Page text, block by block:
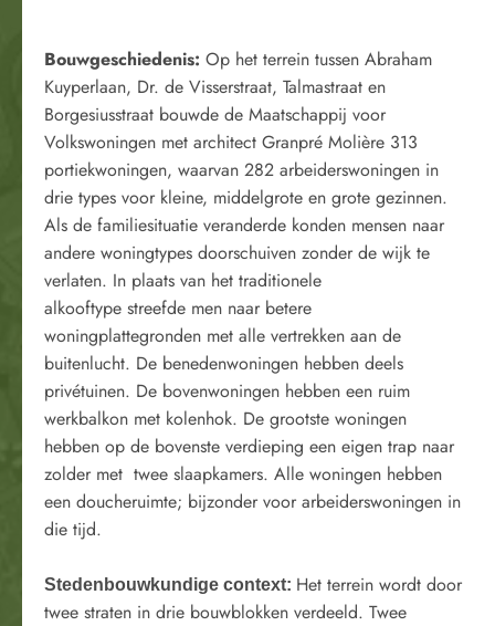
Bouwgeschiedenis: Op het terrein tussen Abraham
Kuyperlaan, Dr. de Visserstraat, Talmastraat en
Borgesiusstraat bouwde de Maatschappij voor
Volkswoningen met architect Granpré Molière 313
portiekwoningen, waarvan 282 arbeiderswoningen in
drie types voor kleine, middelgrote en grote gezinnen.
Als de familiesituatie veranderde konden mensen naar
andere woningtypes doorschuiven zonder de wijk te
verlaten. In plaats van het traditionele
alkooftype streefde men naar betere
woningplattegronden met alle vertrekken aan de
buitenlucht. De benedenwoningen hebben deels
privétuinen. De bovenwoningen hebben een ruim
werkbalkon met kolenhok. De grootste woningen
hebben op de bovenste verdieping een eigen trap naar
zolder met twee slaapkamers. Alle woningen hebben
een doucheruimte; bijzonder voor arbeiderswoningen in
die tijd.
Stedenbouwkundige context: Het terrein wordt door
twee straten in drie bouwblokken verdeeld. Twee